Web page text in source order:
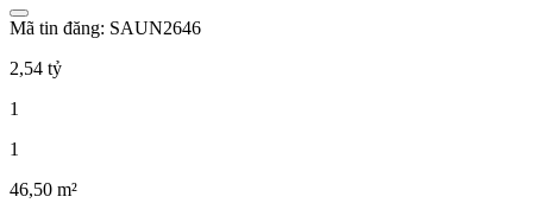
Mã tin đăng: SAUN2646
2,54 tỷ
1
1
46,50 m²